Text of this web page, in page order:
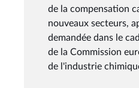
de la compensation
nouveaux secteurs,
demandée dans le
de la Commission
de l'industrie